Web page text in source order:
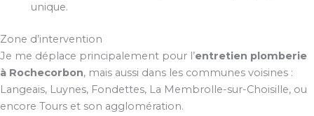
unique.
Zone d’intervention
Je me déplace principalement pour l’entretien plomberie
à Rochecorbon, mais aussi dans les communes voisines :
Langeais, Luynes, Fondettes, La Membrolle-sur-Choisille, ou
encore Tours et son agglomération.